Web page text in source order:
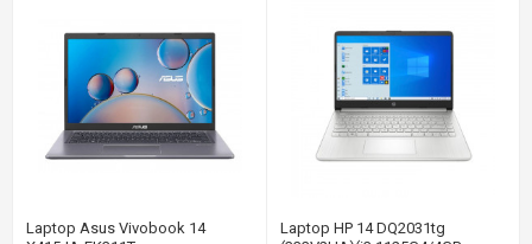
Laptop Asus Vivobook 14
Laptop HP 14 DQ2031tg